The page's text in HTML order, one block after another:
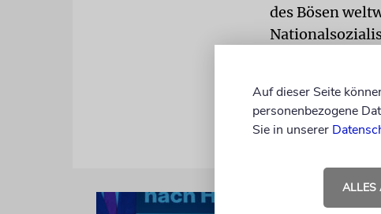
des Bösen
Auf dieser Seite
personenbezogene
Sie in unserer
ALLES